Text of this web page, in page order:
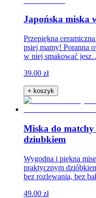
Japońska miska
Przepiękna
psiej mamy! Poranna
w niej smakować
39.00 zł
+ koszyk
Miska do
dziubkiem
Wygodna i piękna
praktycznym
bez rozlewania, bez
49.00 zł